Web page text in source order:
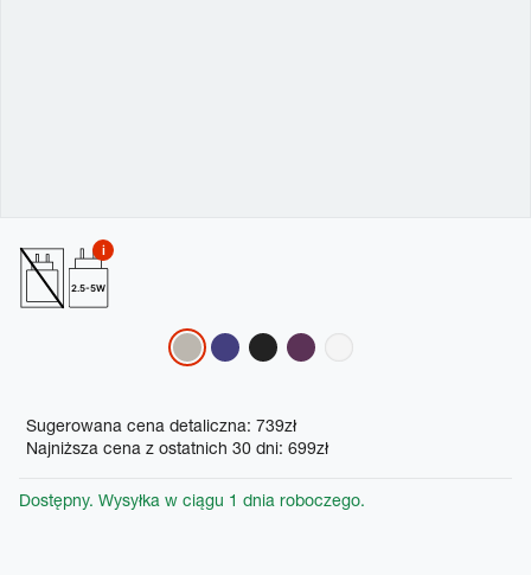
Promotions
Sugerowana cena detaliczna: 739zł
Najniższa cena z ostatnich 30 dni: 699zł
Dostępny. Wysyłka w ciągu 1 dnia roboczego.
2.5-5W